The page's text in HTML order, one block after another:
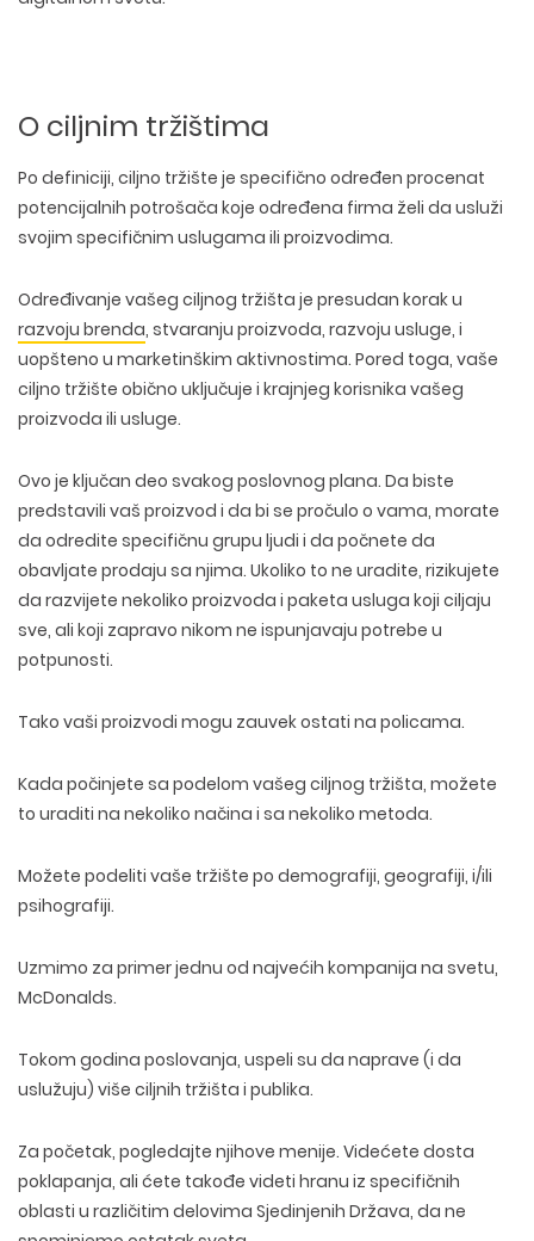
O ciljnim tržištima
Po definiciji, ciljno tržište je specifično određen procenat
potencijalnih potrošača koje određena firma želi da usluži
svojim specifičnim uslugama ili proizvodima.
Određivanje vašeg ciljnog tržišta je presudan korak u
razvoju brenda, stvaranju proizvoda, razvoju usluge, i
uopšteno u marketinškim aktivnostima. Pored toga, vaše
ciljno tržište obično uključuje i krajnjeg korisnika vašeg
proizvoda ili usluge.
Ovo je ključan deo svakog poslovnog plana. Da biste
predstavili vaš proizvod i da bi se pročulo o vama, morate
da odredite specifičnu grupu ljudi i da počnete da
obavljate prodaju sa njima. Ukoliko to ne uradite, rizikujete
da razvijete nekoliko proizvoda i paketa usluga koji ciljaju
sve, ali koji zapravo nikom ne ispunjavaju potrebe u
potpunosti.
Tako vaši proizvodi mogu zauvek ostati na policama.
Kada počinjete sa podelom vašeg ciljnog tržišta, možete
to uraditi na nekoliko načina i sa nekoliko metoda.
Možete podeliti vaše tržište po demografiji, geografiji, i/ili
psihografiji.
Uzmimo za primer jednu od najvećih kompanija na svetu,
McDonalds.
Tokom godina poslovanja, uspeli su da naprave (i da
uslužuju) više ciljnih tržišta i publika.
Za početak, pogledajte njihove menije. Videćete dosta
poklapanja, ali ćete takođe videti hranu iz specifičnih
oblasti u različitim delovima Sjedinjenih Država, da ne